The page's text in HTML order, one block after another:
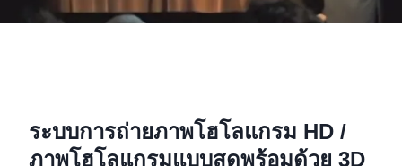
ระบบการถ่ายภาพโฮโลแกรม HD /
ภาพโฮโลแกรมแบบสดพร้อมด้วย 3D